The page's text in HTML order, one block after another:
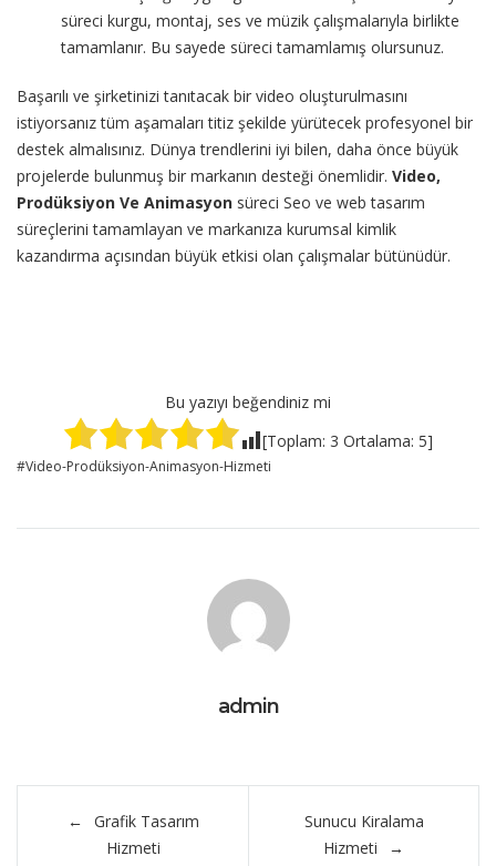
süreci kurgu, montaj, ses ve müzik çalışmalarıyla birlikte
tamamlanır. Bu sayede süreci tamamlamış olursunuz.
Başarılı ve şirketinizi tanıtacak bir video oluşturulmasını
istiyorsanız tüm aşamaları titiz şekilde yürütecek profesyonel bir
destek almalısınız. Dünya trendlerini iyi bilen, daha önce büyük
projelerde bulunmuş bir markanın desteği önemlidir. Video,
Prodüksiyon Ve Animasyon süreci Seo ve web tasarım
süreçlerini tamamlayan ve markanıza kurumsal kimlik
kazandırma açısından büyük etkisi olan çalışmalar bütünüdür.
Bu yazıyı beğendiniz mi
[Toplam: 3 Ortalama: 5]
Video-Prodüksiyon-Animasyon-Hizmeti
admin
gezinmesi
Grafik Tasarım
Hizmeti
Sunucu Kiralama
Hizmeti